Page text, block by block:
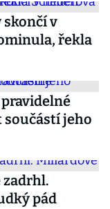
skončí v
řekla
součástí jeho
zadrhl.
pád